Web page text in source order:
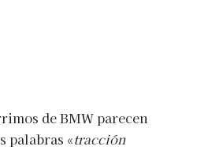
de BMW parecen
palabras «tracción